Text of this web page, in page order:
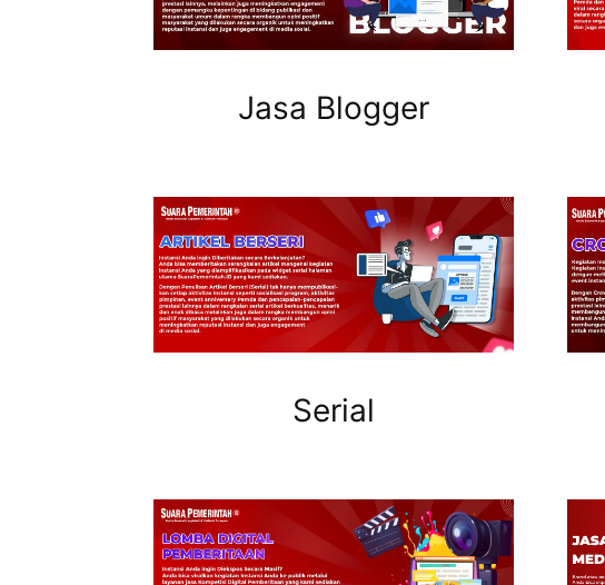
Jasa Blogger
Serial